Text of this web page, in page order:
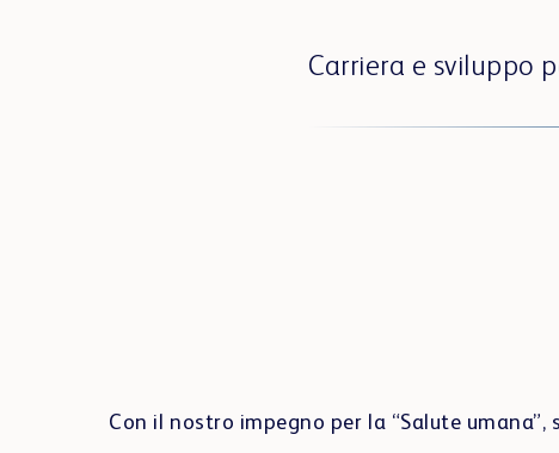
Carriera e sviluppo
Con il nostro impegno per la “Salute